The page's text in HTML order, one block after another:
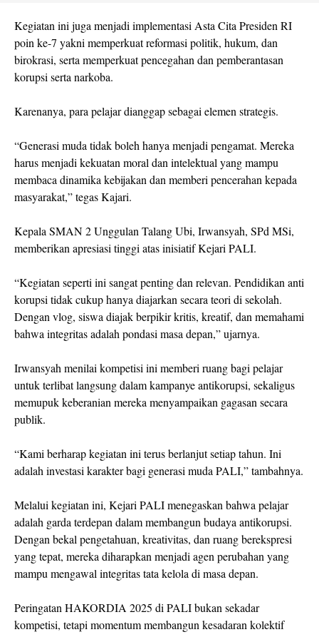
Kegiatan ini juga menjadi implementasi Asta Cita Presiden RI
poin ke-7 yakni memperkuat reformasi politik, hukum, dan
birokrasi, serta memperkuat pencegahan dan pemberantasan
korupsi serta narkoba.
Karenanya, para pelajar dianggap sebagai elemen strategis.
“Generasi muda tidak boleh hanya menjadi pengamat. Mereka
harus menjadi kekuatan moral dan intelektual yang mampu
membaca dinamika kebijakan dan memberi pencerahan kepada
masyarakat,” tegas Kajari.
Kepala SMAN 2 Unggulan Talang Ubi, Irwansyah, SPd MSi,
memberikan apresiasi tinggi atas inisiatif Kejari PALI.
“Kegiatan seperti ini sangat penting dan relevan. Pendidikan anti
korupsi tidak cukup hanya diajarkan secara teori di sekolah.
Dengan vlog, siswa diajak berpikir kritis, kreatif, dan memahami
bahwa integritas adalah pondasi masa depan,” ujarnya.
Irwansyah menilai kompetisi ini memberi ruang bagi pelajar
untuk terlibat langsung dalam kampanye antikorupsi, sekaligus
memupuk keberanian mereka menyampaikan gagasan secara
publik.
“Kami berharap kegiatan ini terus berlanjut setiap tahun. Ini
adalah investasi karakter bagi generasi muda PALI,” tambahnya.
Melalui kegiatan ini, Kejari PALI menegaskan bahwa pelajar
adalah garda terdepan dalam membangun budaya antikorupsi.
Dengan bekal pengetahuan, kreativitas, dan ruang berekspresi
yang tepat, mereka diharapkan menjadi agen perubahan yang
mampu mengawal integritas tata kelola di masa depan.
Peringatan HAKORDIA 2025 di PALI bukan sekadar
kompetisi, tetapi momentum membangun kesadaran kolektif